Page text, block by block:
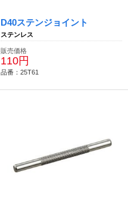
D40ステンジョイント
ステンレス
販売価格
110円
品番：25T61